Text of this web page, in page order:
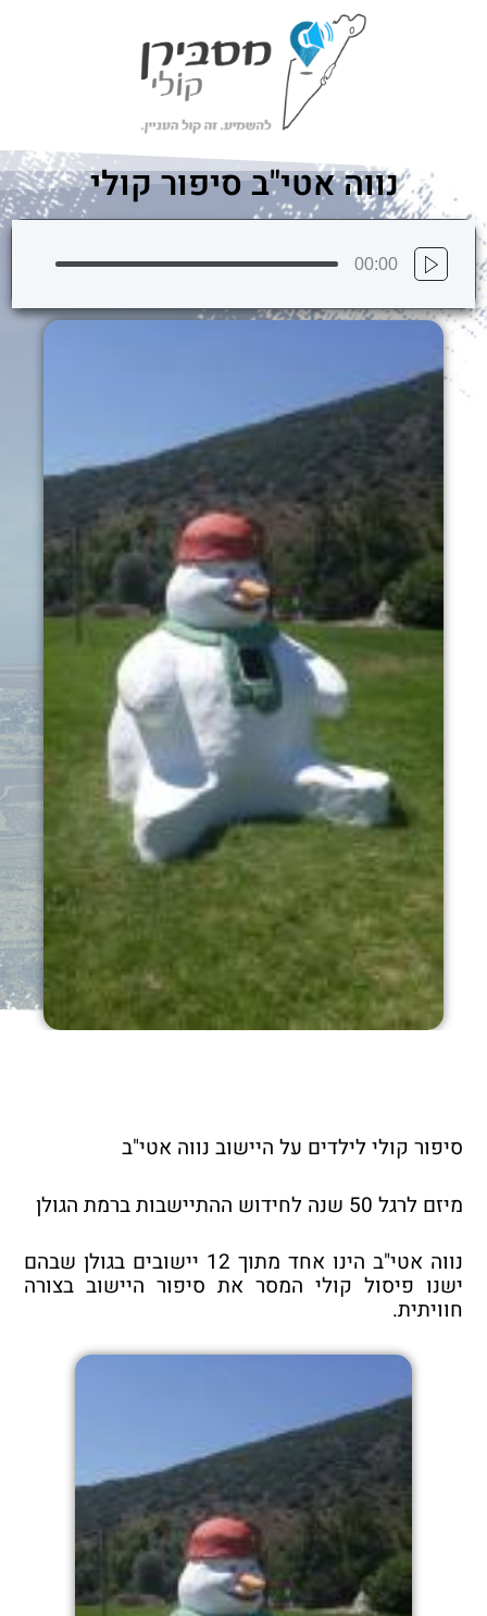
נווה אטי"ב סיפור קולי
00:00
סיפור קולי לילדים על היישוב נווה אטי"ב
מיזם לרגל 50 שנה לחידוש ההתיישבות ברמת הגולן
נווה אטי"ב הינו אחד מתוך 12 יישובים בגולן שבהם
ישנו פיסול קולי המסר את סיפור היישוב בצורה
חוויתית.